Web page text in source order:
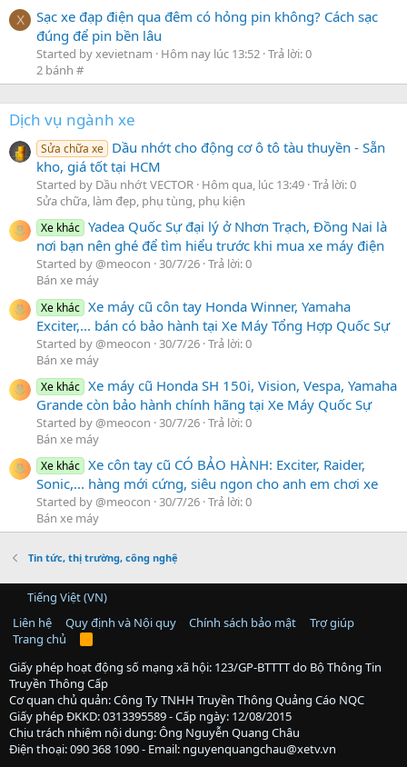
X
Sạc xe đạp điện qua đêm có hỏng pin không? Cách sạc
đúng để pin bền lâu
Started by xevietnam Hôm nay lúc 13:52 Trả lời: 0
2 bánh #
Dịch vụ ngành xe
Sửa chữa xe Dầu nhớt cho động cơ ô tô tàu thuyền - Sẵn
kho, giá tốt tại HCM
Started by Dầu nhớt VECTOR Hôm qua, lúc 13:49 Trả lời: 0
Sửa chữa, làm đẹp, phụ tùng, phụ kiện
Xe khác Yadea Quốc Sự đại lý ở Nhơn Trạch, Đồng Nai là
nơi bạn nên ghé để tìm hiểu trước khi mua xe máy điện
Started by @meocon 30/7/26 Trả lời: 0
Bán xe máy
Xe khác Xe máy cũ côn tay Honda Winner, Yamaha
Exciter,... bán có bảo hành tại Xe Máy Tổng Hợp Quốc Sự
Started by @meocon 30/7/26 Trả lời: 0
Bán xe máy
Xe khác Xe máy cũ Honda SH 150i, Vision, Vespa, Yamaha
Grande còn bảo hành chính hãng tại Xe Máy Quốc Sự
Started by @meocon 30/7/26 Trả lời: 0
Bán xe máy
Xe khác Xe côn tay cũ CÓ BẢO HÀNH: Exciter, Raider,
Sonic,... hàng mới cứng, siêu ngon cho anh em chơi xe
Started by @meocon 30/7/26 Trả lời: 0
Bán xe máy
Tin tức, thị trường, công nghệ
Tiếng Việt (VN)
Liên hệ
Quy định và Nội quy Chính sách bảo mật
Trợ giúp
Trang chủ
R
S
Giấy phép hoạt động số mạng xã hội: 123/GP-BTTTT do Bộ Thông Tin
Truyền Thông Cấp
Cơ quan chủ quản: Công Ty TNHH Truyền Thông Quảng Cáo NQC
Giấy phép ĐKKD: 0313395589 - Cấp ngày: 12/08/2015
Chịu trách nhiệm nội dung: Ông Nguyễn Quang Châu
Điện thoại: 090 368 1090 - Email: nguyenquangchau@xetv.vn